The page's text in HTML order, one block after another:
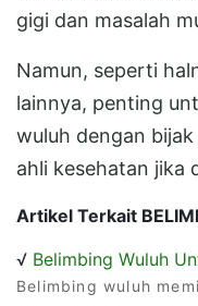
gigi dan masalah
Namun, seperti
lainnya, penting
wuluh dengan
ahli kesehatan jika
Artikel Terkait
√ Belimbing Wuluh
Belimbing wuluh